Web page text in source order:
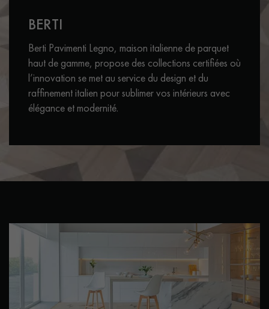
PARQUET MASSIF
SOL PLAQUÉ BOIS VERITABLES
PARQUETS À MOTIFS
TRADITIONNELS
PARQUET EN BOIS EXOTIQUE PARQUET VERNIS
D'INTÉRIEUR
Nos conseillers sont disponibles au
28 79 01 41
BERTI
Berti Pavimenti Legno, maison italienne de parquet
haut de gamme, propose des collections certifiées où
l’innovation se met au service du design et du
raffinement italien pour sublimer vos intérieurs avec
élégance et modernité.